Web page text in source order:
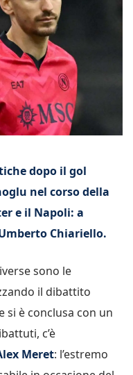
dopo il gol
nel corso della
e il Napoli: a
Chiariello.
sono le
il dibattito
si è conclusa con un
c’è
Meret: l’estremo